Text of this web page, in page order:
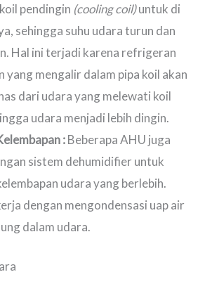
pendingin (cooling coil)untuk di
sehingga suhu udara turun dan
Hal ini terjadi karena refrigeran
yang mengalir dalam pipa koil akan
dari udara yang melewati koil
udara menjadi lebih dingin.
:Beberapa AHU juga
sistem dehumidifier untuk
udara yang berlebih.
dengan mengondensasi uap air
dalam udara.